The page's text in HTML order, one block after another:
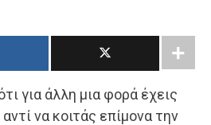
για άλλη μια φορά έχεις
να κοιτάς επίμονα την